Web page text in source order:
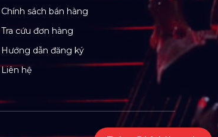
Chính sách bán hàng
Tra cứu đơn hàng
Hướng dẫn đăng ký
Liên hệ